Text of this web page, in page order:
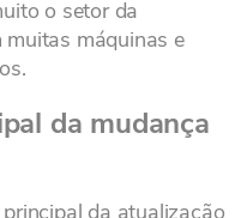
o setor da
máquinas e
da mudança
da atualização